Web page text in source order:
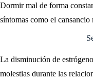
Dormir mal de forma
síntomas como el
La disminución de
molestias durante las